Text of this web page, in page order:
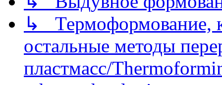
↳ Термоформование,
остальные методы
пластмасс/